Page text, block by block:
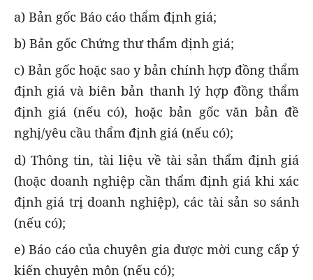
a) Bản gốc Báo cáo thẩm định giá;
b) Bản gốc Chứng thư thẩm định giá;
c) Bản gốc hoặc sao y bản chính hợp đồng thẩm
định giá và biên bản thanh lý hợp đồng thẩm
định giá (nếu có), hoặc bản gốc văn bản đề
nghị/yêu cầu thẩm định giá (nếu có);
d) Thông tin, tài liệu về tài sản thẩm định giá
(hoặc doanh nghiệp cần thẩm định giá khi xác
định giá trị doanh nghiệp), các tài sản so sánh
(nếu có);
e) Báo cáo của chuyên gia được mời cung cấp ý
kiến chuyên môn (nếu có);